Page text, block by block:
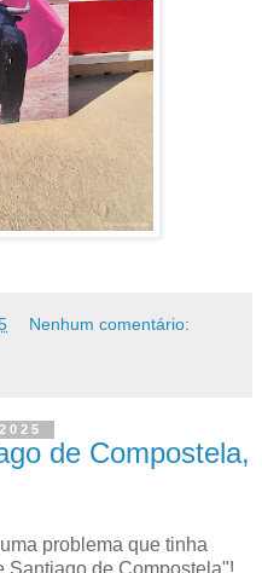
Nenhum comentário:
de Compostela,
problema que tinha